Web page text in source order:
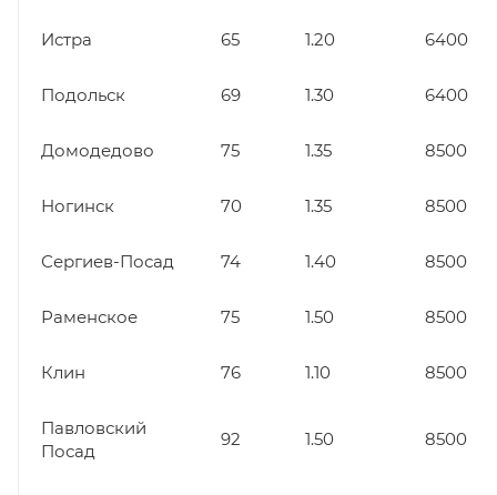
Истра 65 1.20 6400
Подольск 69 1.30 6400
Домодедово 75 1.35 8500
Ногинск 70 1.35 8500
Сергиев-Посад 74 1.40 8500
Раменское 75 1.50 8500
Клин 76 1.10 8500
Павловский
Посад
92 1.50 8500